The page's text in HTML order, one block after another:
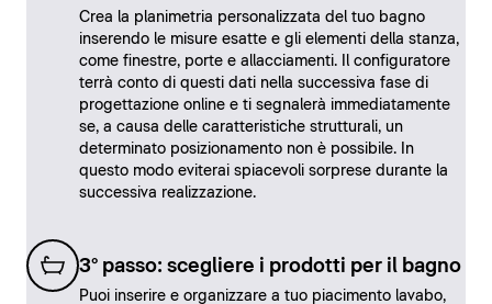
Crea la planimetria personalizzata del tuo bagno
inserendo le misure esatte e gli elementi della stanza,
come finestre, porte e allacciamenti. Il configuratore
terrà conto di questi dati nella successiva fase di
progettazione online e ti segnalerà immediatamente
se, a causa delle caratteristiche strutturali, un
determinato posizionamento non è possibile. In
questo modo eviterai spiacevoli sorprese durante la
successiva realizzazione.
3° passo: scegliere i prodotti per il bagno
Puoi inserire e organizzare a tuo piacimento lavabo,